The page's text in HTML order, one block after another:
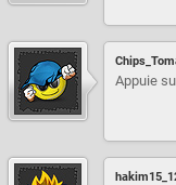
Appuie